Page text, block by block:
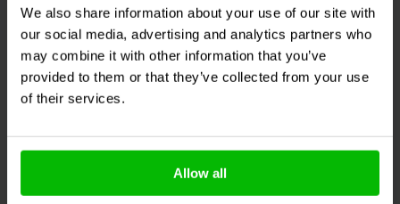
We also share information about your use of our site with
our social media, advertising and analytics partners who
may combine it with other information that you’ve
provided to them or that they’ve collected from your use
of their services.
Allow all
ClarityCap
ClarityCapCSA | 4,70 µF